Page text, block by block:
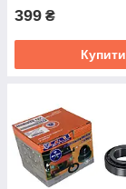
399 ₴
Купити